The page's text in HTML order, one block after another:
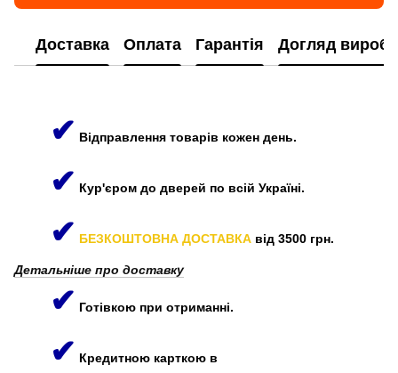
Доставка Оплата Гарантія Догляд
✔ Відправлення товарів кожен день.
✔ Кур'єром до дверей по всій Україні.
✔ БЕЗКОШТОВНА ДОСТАВКА від 3500 грн.
Детальніше про доставку
✔ Готівкою при отриманні.
✔ Кредитною карткою в